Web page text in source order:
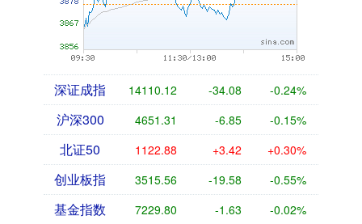
深证成指 14110.12 -34.08 -0.24%
沪深300 4651.31 -6.85 -0.15%
北证50 1122.88 +3.42 +0.30%
创业板指 3515.56 -19.58 -0.55%
基金指数 7229.80 -1.63 -0.02%